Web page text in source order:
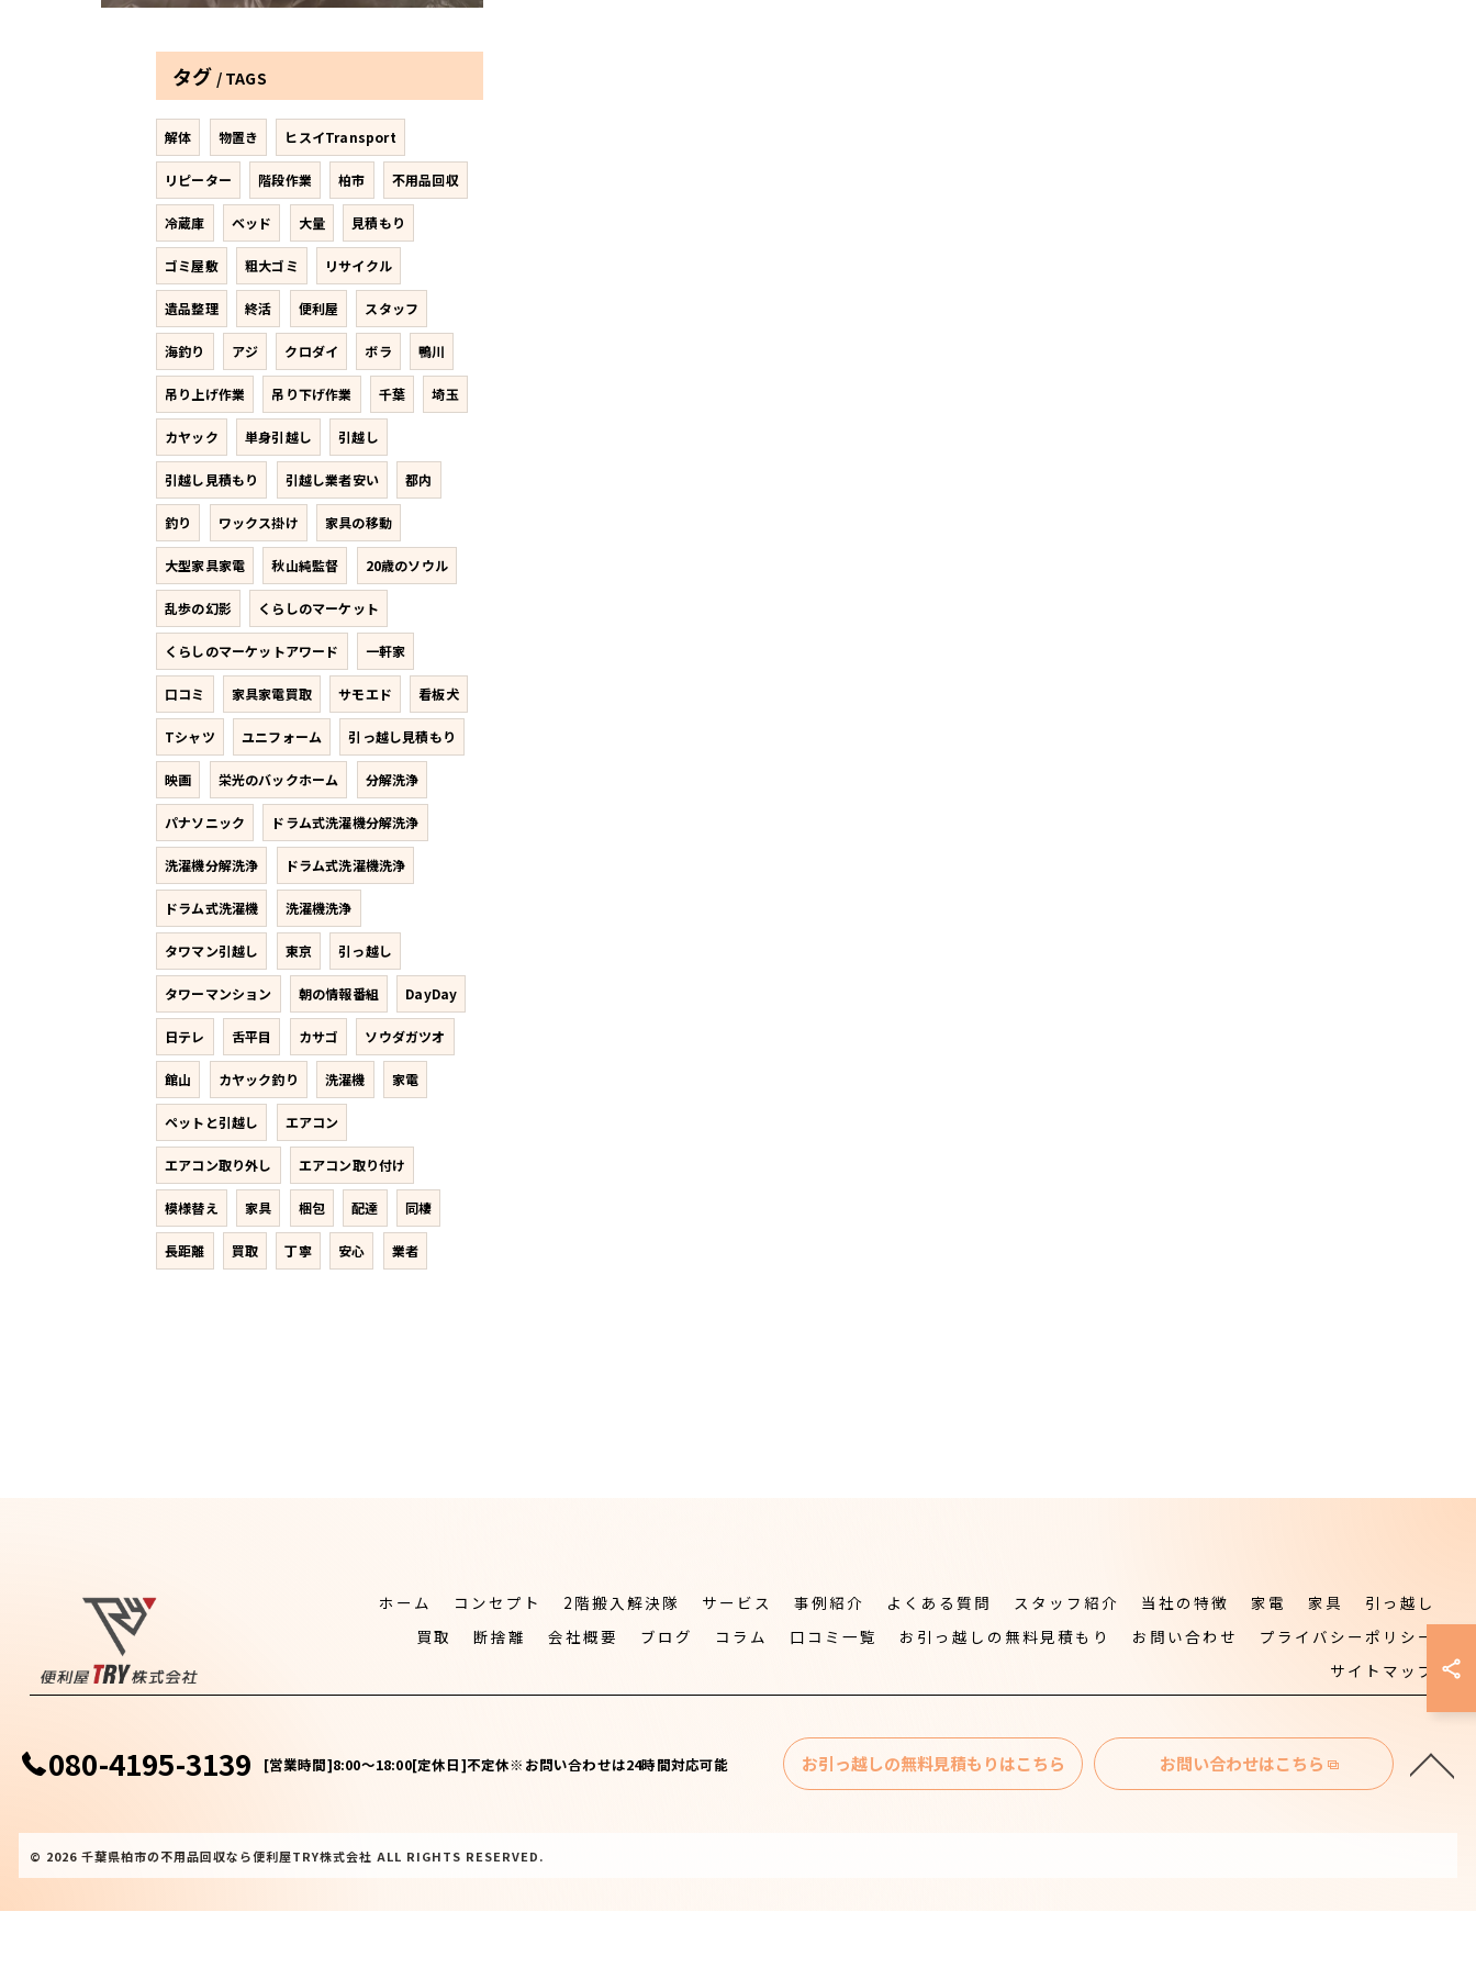
タグ TAGS
解体 物置き ヒスイTransport
リピーター 階段作業 柏市 不用品回収
冷蔵庫 ベッド 大量 見積もり
ゴミ屋敷 粗大ゴミ リサイクル
遺品整理 終活 便利屋 スタッフ
海釣り アジ クロダイ ボラ 鴨川
吊り上げ作業 吊り下げ作業 千葉 埼玉
カヤック 単身引越し 引越し
引越し見積もり 引越し業者安い 都内
釣り ワックス掛け 家具の移動
大型家具家電 秋山純監督 20歳のソウル
乱歩の幻影 くらしのマーケット
くらしのマーケットアワード 一軒家
口コミ 家具家電買取 サモエド 看板犬
Tシャツ ユニフォーム 引っ越し見積もり
映画 栄光のバックホーム 分解洗浄
パナソニック ドラム式洗濯機分解洗浄
洗濯機分解洗浄 ドラム式洗濯機洗浄
ドラム式洗濯機 洗濯機洗浄
タワマン引越し 東京 引っ越し
タワーマンション 朝の情報番組 DayDay
日テレ 舌平目 カサゴ ソウダガツオ
館山 カヤック釣り 洗濯機 家電
ペットと引越し エアコン
エアコン取り外し エアコン取り付け
模様替え 家具 梱包 配達 同棲
長距離 買取 丁寧 安心 業者
080-4195-3139 [営業時間]8:00～18:00[定休日]不定休※お問い合わせは24時間対応可能 お引っ越しの無料見積もりはこちら お問い合わせはこちら
ホーム コンセプト 2階搬入解決隊 サービス 事例紹介 よくある質問 スタッフ紹介 当社の特徴 家電 家具
引っ越し
買取
断捨離 会社概要 ブログ コラム 口コミ一覧 お引っ越しの無料見積もり お問い合わせ
プライバシーポリシー
サイトマップ
© 2026 千葉県柏市の不用品回収なら便利屋TRY株式会社 ALL RIGHTS RESERVED.